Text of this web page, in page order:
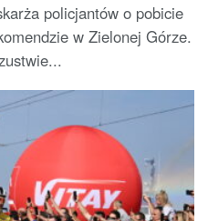
policjantów o pobicie
w Zielonej Górze.